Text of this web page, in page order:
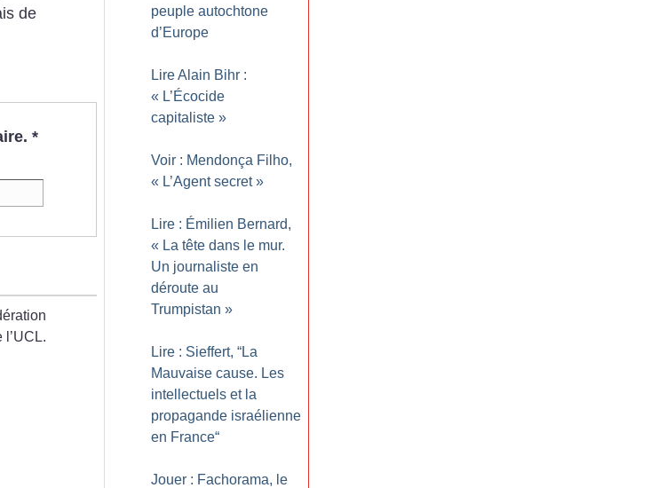
de
*
peuple autochtone
d’Europe
Lire Alain Bihr :
« L’Écocide
capitaliste »
Voir : Mendonça Filho,
« L’Agent secret »
Lire : Émilien Bernard,
« La tête dans le mur.
Un journaliste en
déroute au
Trumpistan »
Lire : Sieffert, “La
Mauvaise cause. Les
intellectuels et la
propagande israélienne
en France“
Jouer : Fachorama, le